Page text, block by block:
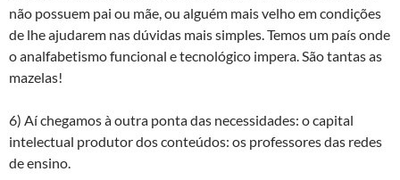
não possuem pai ou mãe, ou alguém mais velho em condições
de lhe ajudarem nas dúvidas mais simples. Temos um país onde
o analfabetismo funcional e tecnológico impera. São tantas as
mazelas!
6) Aí chegamos à outra ponta das necessidades: o capital
intelectual produtor dos conteúdos: os professores das redes
de ensino.